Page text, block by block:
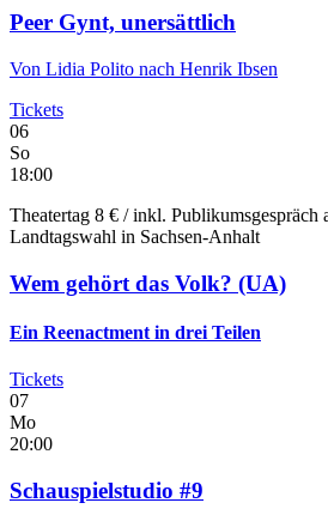
Peer Gynt, unersättlich
Von Lidia Polito nach Henrik Ibsen
Tickets
06
So
18:00
Theatertag 8 € / inkl. Publikumsgespräch
Landtagswahl in Sachsen-Anhalt
Wem gehört das Volk? (UA)
Ein Reenactment in drei Teilen
Tickets
07
Mo
20:00
Schauspielstudio #9